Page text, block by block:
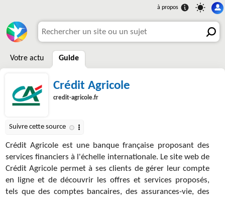
Votre actu Guide
Crédit Agricole
credit-agricole.fr
Crédit Agricole est une banque française proposant des
services financiers à l'échelle internationale. Le site web de
Crédit Agricole permet à ses clients de gérer leur compte
en ligne et de découvrir les offres et services proposés,
tels que des comptes bancaires, des assurances-vie, des